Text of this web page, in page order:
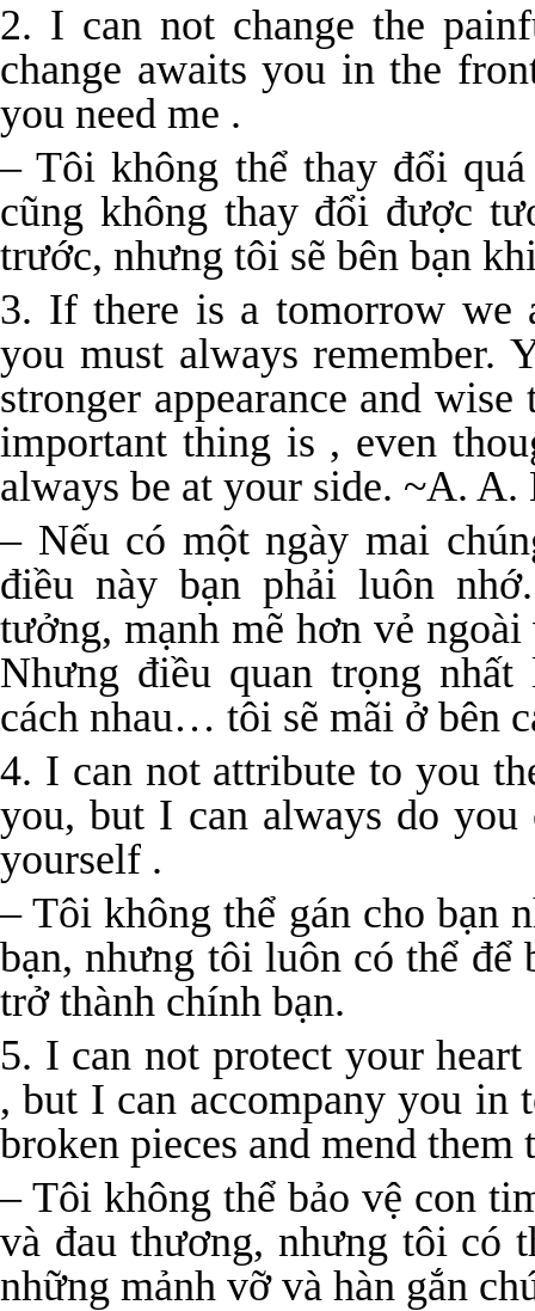
2. I can not change the
change awaits you in the
you need me .
– Tôi không thể thay đổi
cũng không thay đổi được
trước, nhưng tôi sẽ bên bạn
3. If there is a tomorrow
you must always remember.
stronger appearance and
important thing is , even
always be at your side. ~A.
– Nếu có một ngày mai
điều này bạn phải luôn
tưởng, mạnh mẽ hơn vẻ
Nhưng điều quan trọng
cách nhau… tôi sẽ mãi ở bên
4. I can not attribute to you
you, but I can always do you
yourself .
– Tôi không thể gán cho bạn
bạn, nhưng tôi luôn có thể để
trở thành chính bạn.
5. I can not protect your heart
, but I can accompany you in
broken pieces and mend them
– Tôi không thể bảo vệ con
và đau thương, nhưng tôi có
những mảnh vỡ và hàn gắn